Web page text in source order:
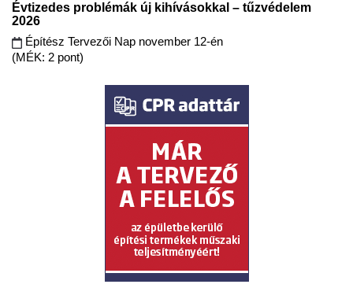
Évtizedes problémák új kihívásokkal – tűzvédelem
2026
Építész Tervezői Nap november 12-én
(MÉK: 2 pont)